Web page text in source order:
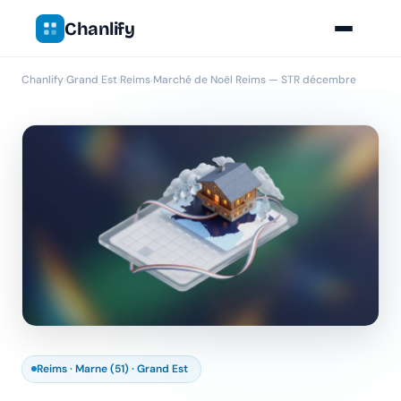
Chanlify
Chanlify›Grand Est›Reims›Marché de Noël Reims — STR décembre
Reims · Marne (51) · Grand Est